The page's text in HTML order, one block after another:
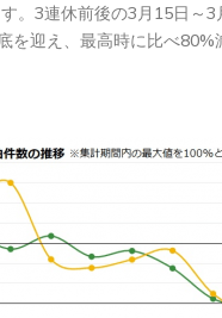
。3連休前後の3月15日
を迎え、最高時に比べ